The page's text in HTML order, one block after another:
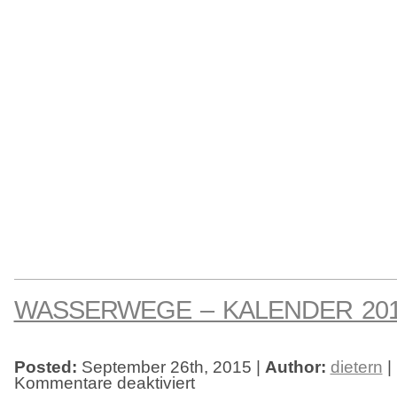
WASSERWEGE – KALENDER
Posted: September 26th, 2015 | Author: dietern
Kommentare deaktiviertfür
Wasserwege